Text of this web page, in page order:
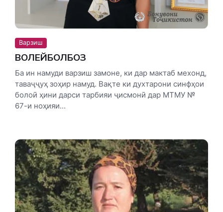
Варзиш
ВОЛЕЙБОЛБОЗ
Ба ин намуди варзиш замоне, ки дар мактаб мехонд,
таваҷҷуҳ зоҳир намуд. Вақте ки духтарони синфҳои
болоӣ ҳини дарси тарбияи ҷисмонӣ дар МТМУ №
67-и ноҳияи...